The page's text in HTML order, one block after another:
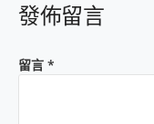
發佈留言
留言 *